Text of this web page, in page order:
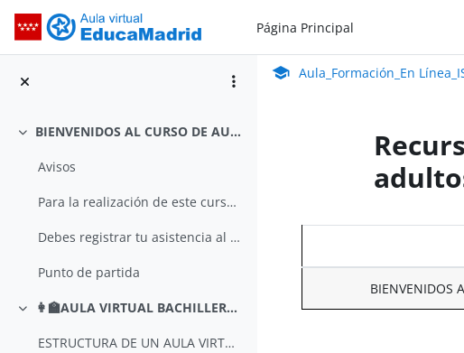
Aula_Formación_En Línea_ISMIEPágina Principal
Colapsar BIENVENIDOS AL CURSO DE AULA VIRTUAL PARA BACHILLERATO A DISTANCIA Y SEMIPRESENCIAL
Avisos
Para la realización de este curso es obligatorio q...
Debes registrar tu asistencia al inicio y fin de c...
Punto de partida
Colapsar 👩‍🏫AULA VIRTUAL BACHILLERATO ADULTOS
ESTRUCTURA DE UN AULA VIRTUAL PARA BACHILLERATO DE ADULTOS
Aula Virtual de EducaMadrid:
Aula_Formación_En
BIENVENIDOS